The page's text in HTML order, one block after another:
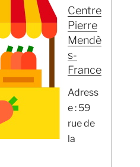
Centre
Pierre
Mendè
s-
France
Adress
e : 59
rue de
la